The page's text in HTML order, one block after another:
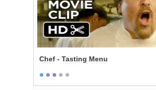
Chef - Tasting Menu